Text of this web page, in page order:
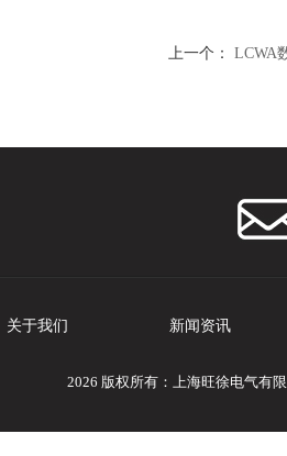
上一个： LCWA
关于我们 新闻资讯
2026 版权所有：上海旺徐电气有